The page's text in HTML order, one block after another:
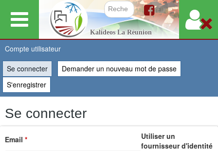
Aller
au
contenuKalideos La Réunion
Vous
êtes
ici
Compte utilisateur
Se connecter (onglet actif)
Demander un nouveau mot de passe
S'enregistrer
Se connecter
Email *
Utiliser un
fournisseur d'identité